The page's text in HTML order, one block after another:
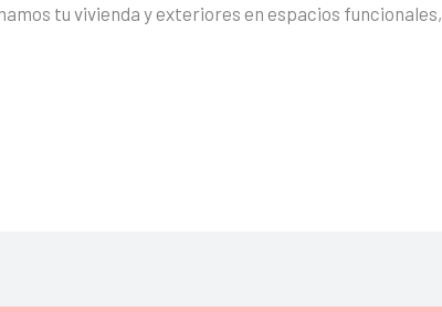
tu vivienda y exteriores en espacios funcionales,